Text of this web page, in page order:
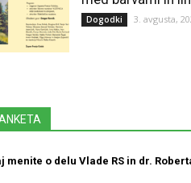
Dogodki 3. avgusta,
menite o delu Vlade RS in dr.